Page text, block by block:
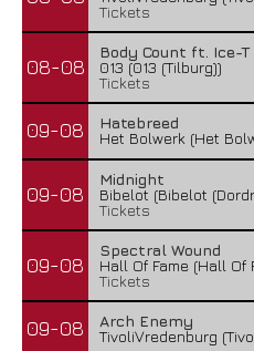
Tickets
08-08
Body Count ft. Ice-T
013 (013 (Tilburg))
Tickets
09-08
Hatebreed
Het Bolwerk (Het
09-08
Midnight
Bibelot (Bibelot
Tickets
09-08
Spectral Wound
Hall Of Fame (Hall Of
Tickets
09-08
Arch Enemy
TivoliVredenburg